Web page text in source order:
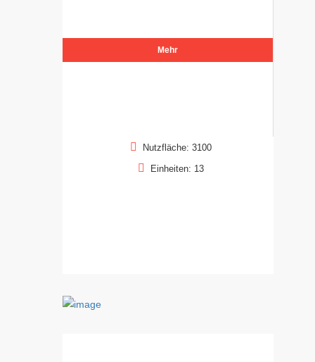
Mehr
Nutzfläche: 3100
Einheiten: 13